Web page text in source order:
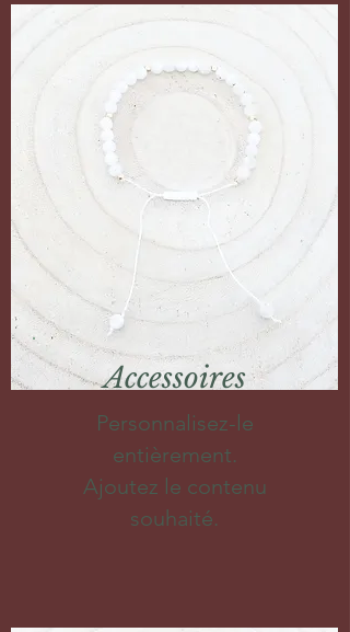
Accessoires
Personnalisez-le
entièrement.
Ajoutez le contenu
souhaité.